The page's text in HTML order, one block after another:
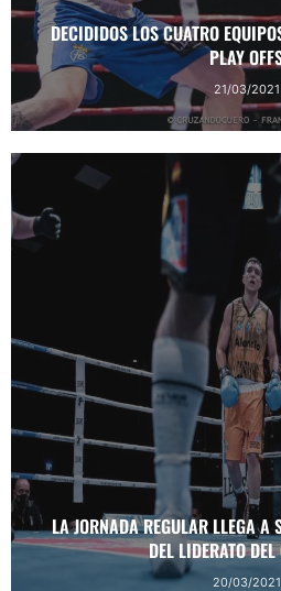
DECIDIDOS LOS CUATRO
PLAY
21/03/2021
LA JORNADA REGULAR LLEGA A
DEL LIDERATO
20/03/2021